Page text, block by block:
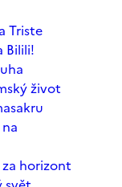
Triste
Bilili!
život
horizont